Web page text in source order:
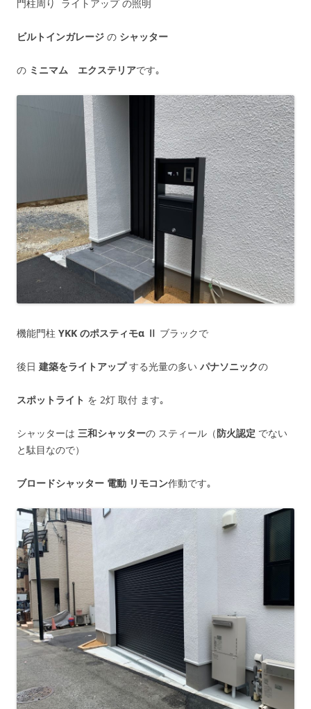
門柱周り ライトアップ の照明
ビルトインガレージ の シャッター
の ミニマム エクステリアです｡
機能門柱 YKK のポスティモα Ⅱ ブラックで
後日 建築をライトアップする光量の多い パナソニックの
スポットライト を 2灯 取付 ます｡
シャッターは 三和シャッターの スティール（防火認定 でない
と駄目なので）
ブロードシャッター 電動 リモコン作動です｡